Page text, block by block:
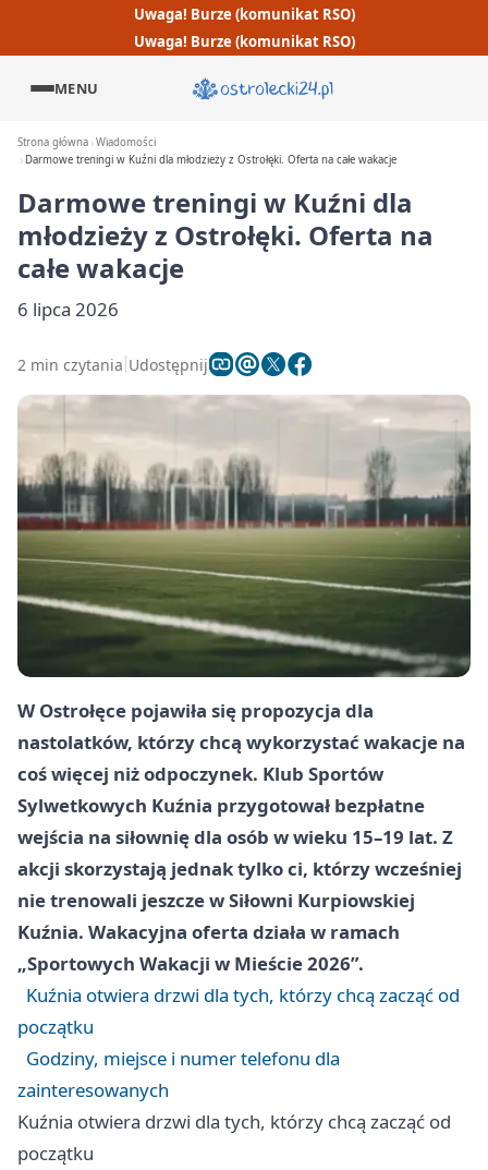
Uwaga! Burze (komunikat RSO)
Uwaga! Burze (komunikat RSO)
MENU
Strona główna Wiadomości
Darmowe treningi w Kuźni dla młodzieży z Ostrołęki. Oferta na całe wakacje
Darmowe treningi w Kuźni dla
młodzieży z Ostrołęki. Oferta na
całe wakacje
6 lipca 2026
2 min czytania Udostępnij
W Ostrołęce pojawiła się propozycja dla
nastolatków, którzy chcą wykorzystać wakacje na
coś więcej niż odpoczynek. Klub Sportów
Sylwetkowych Kuźnia przygotował bezpłatne
wejścia na siłownię dla osób w wieku 15–19 lat. Z
akcji skorzystają jednak tylko ci, którzy wcześniej
nie trenowali jeszcze w Siłowni Kurpiowskiej
Kuźnia. Wakacyjna oferta działa w ramach
„Sportowych Wakacji w Mieście 2026”.
Kuźnia otwiera drzwi dla tych, którzy chcą zacząć od
początku
Godziny, miejsce i numer telefonu dla
zainteresowanych
Kuźnia otwiera drzwi dla tych, którzy chcą zacząć od
początku